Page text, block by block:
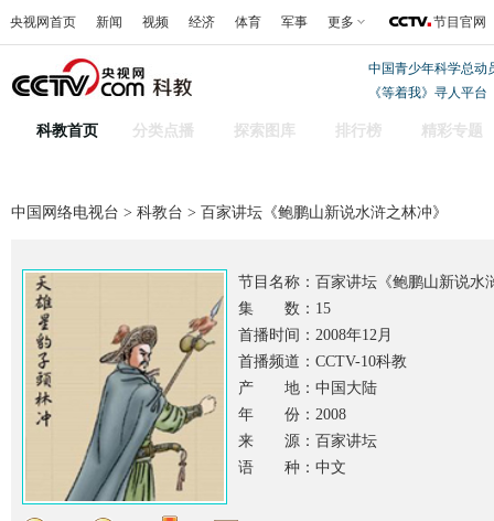
央视网首页 新闻 视频 经济 体育 军事 更多 节目官网
中国青少年科学总动
《等着我》寻人平台
科教首页 分类点播 探索图库 排行榜 精彩专题
中国网络电视台 > 科教台 > 百家讲坛《鲍鹏山新说水浒之林冲》
节目名称： 百家讲坛《鲍鹏山新说水
集 数：15
首播时间：2008年12月
首播频道：CCTV-10科教
产 地：中国大陆
年 份：2008
来 源：百家讲坛
语 种：中文